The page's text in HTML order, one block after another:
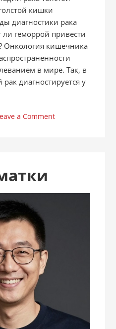
кишки
диагностики рака
геморрой привести
Онкология кишечника
в мире. Так, в
диагностируется у
a Comment